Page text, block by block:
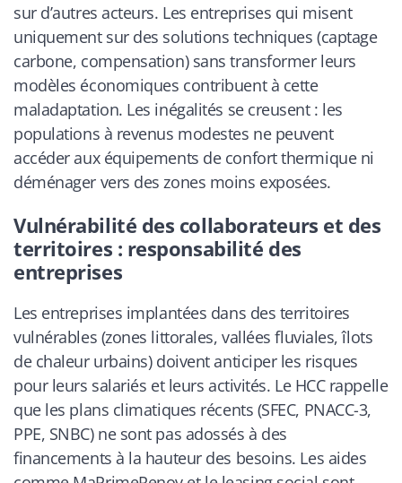
sur d’autres acteurs. Les entreprises qui misent
uniquement sur des solutions techniques (captage
carbone, compensation) sans transformer leurs
modèles économiques contribuent à cette
maladaptation. Les inégalités se creusent : les
populations à revenus modestes ne peuvent
accéder aux équipements de confort thermique ni
déménager vers des zones moins exposées.
Vulnérabilité des collaborateurs et des
territoires : responsabilité des
entreprises
Les entreprises implantées dans des territoires
vulnérables (zones littorales, vallées fluviales, îlots
de chaleur urbains) doivent anticiper les risques
pour leurs salariés et leurs activités. Le HCC rappelle
que les plans climatiques récents (SFEC, PNACC-3,
PPE, SNBC) ne sont pas adossés à des
financements à la hauteur des besoins. Les aides